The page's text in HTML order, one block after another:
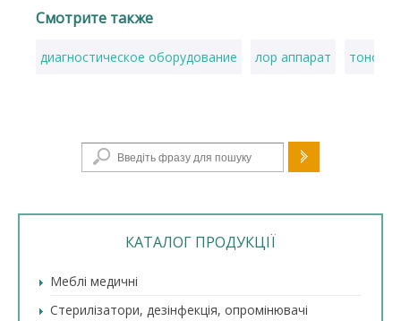
Смотрите также
диагностическое оборудование лор аппарат
Пошукова форма
КАТАЛОГ ПРОДУКЦІЇ
Меблі медичні
Стерилізатори, дезінфекція, опромінювачі